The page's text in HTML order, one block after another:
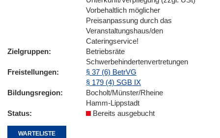
Vorbehaltlich möglicher
Preisanpassung durch das
Veranstaltungshaus/den
Cateringservice!
Zielgruppen
Betriebsräte
Schwerbehindertenvertretungen
Freistellungen
§ 37 (6) BetrVG
§ 179 (4) SGB IX
Bildungsregion
Bocholt/Münster/Rheine
Hamm-Lippstadt
Status
Bereits ausgebucht
WARTELISTE